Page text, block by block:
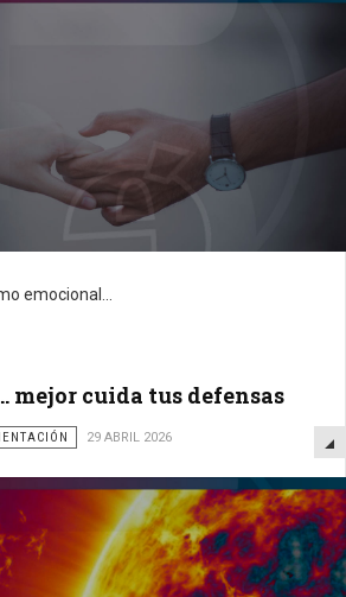
emocional...
mejor cuida tus defensas
29 ABRIL 2026